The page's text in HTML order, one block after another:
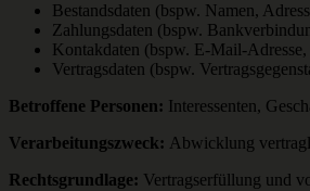
Bestandsdaten (bspw. Namen,
Zahlungsdaten (bspw.
Kontakdaten (bspw. E-Mail-
Vertragsdaten (bspw.
Betroffene Personen: Interessenten,
Verarbeitungszweck: Abwicklung
Rechtsgrundlage: Vertragserfüllung und